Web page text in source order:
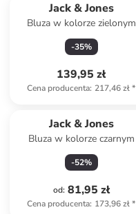
Jack & Jones
Bluza w kolorze zielonym
-35%
139,95 zł
Cena producenta: 217,46 zł*
Jack & Jones
Bluza w kolorze czarnym
-52%
od: 81,95 zł
Cena producenta: 173,96 zł*